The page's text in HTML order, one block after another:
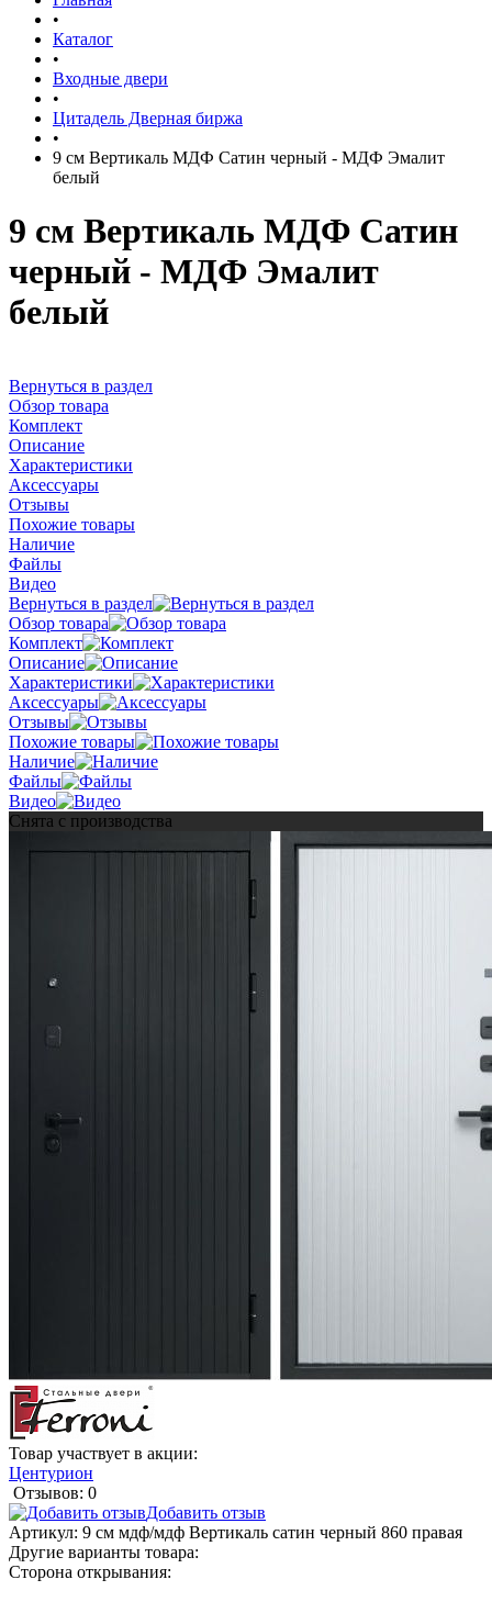
•
Каталог
•
Входные двери
•
Цитадель Дверная биржа
•
9 см Вертикаль МДФ Сатин черный - МДФ Эмалит
белый
9 см Вертикаль МДФ Сатин
черный - МДФ Эмалит
белый
Вернуться в раздел
Обзор товара
Комплект
Описание
Характеристики
Аксессуары
Отзывы
Похожие товары
Наличие
Файлы
Видео
Вернуться в раздел
Обзор товара
Комплект
Описание
Характеристики
Аксессуары
Отзывы
Похожие товары
Наличие
Файлы
Видео
Снята с производства
Товар участвует в акции:
Центурион
Отзывов: 0
Добавить отзыв
Артикул: 9 см мдф/мдф Вертикаль сатин черный 860 правая
Другие варианты товара:
Сторона открывания: